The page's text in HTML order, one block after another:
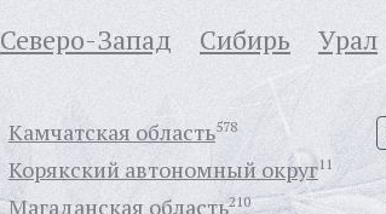
Северо-Запад Сибирь Урал
Камчатская область578
Корякский автономный округ11
Магаданская область210